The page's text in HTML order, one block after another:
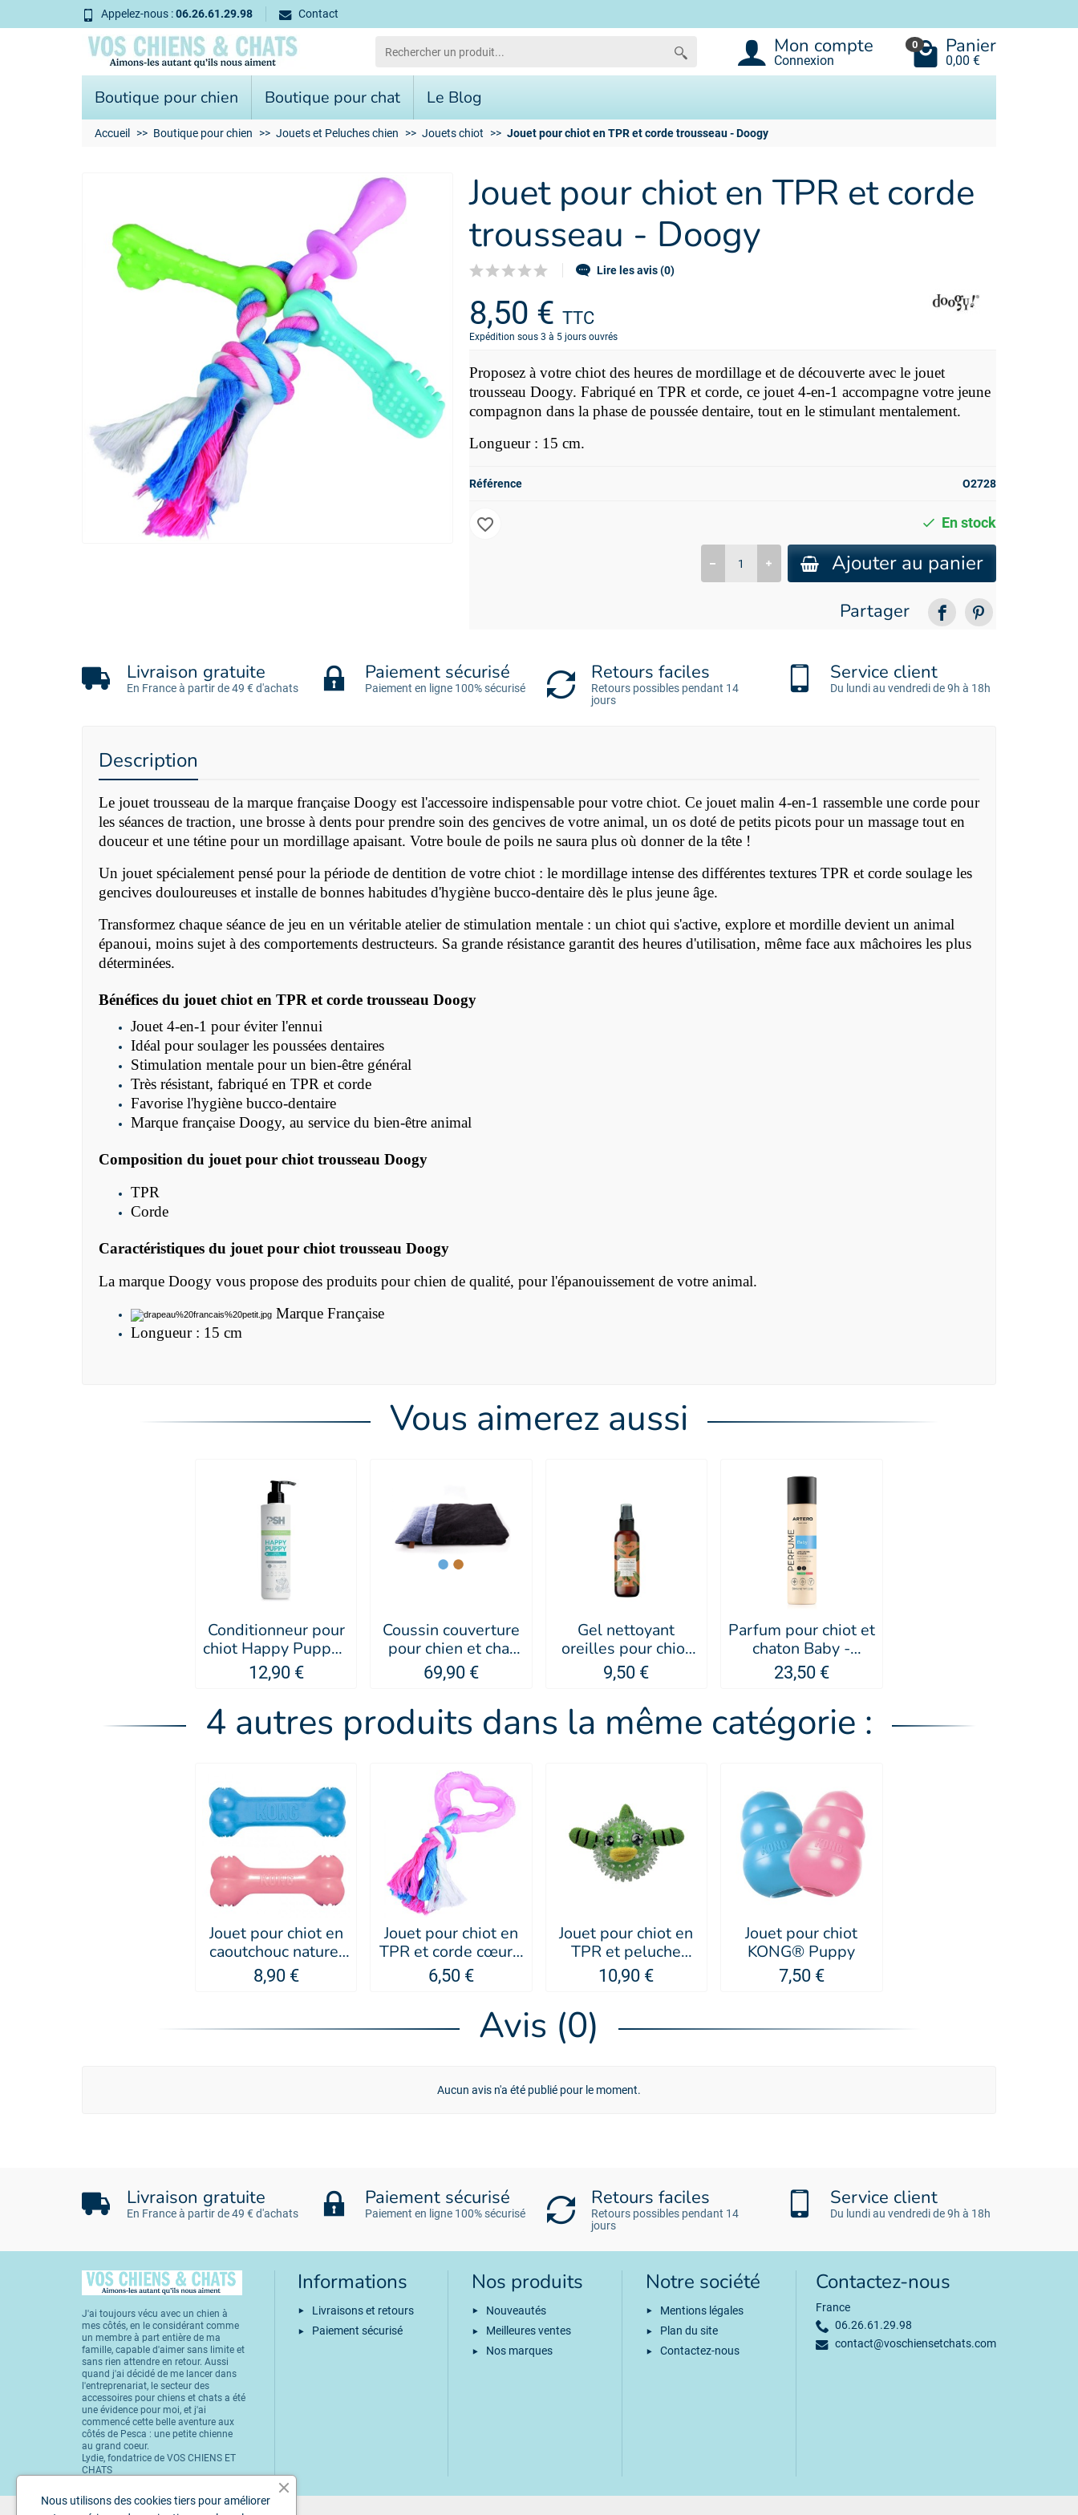
Appelez-nous :06.26.61.29.98 Contact
Mon compte
Connexion
0 Panier
0,00 €
Boutique pour chien Boutique pour chat Le Blog
Accueil Boutique pour chien Jouets et Peluches chien Jouets chiot Jouet pour chiot en TPR et corde trousseau - Doogy
Jouet pour chiot en TPR et corde
trousseau - Doogy
Lire les avis (0)
8,50 €TTC
Expédition sous 3 à 5 jours ouvrés
Proposez à votre chiot des heures de mordillage et de découverte avec le jouet
trousseau Doogy. Fabriqué en TPR et corde, ce jouet 4-en-1 accompagne votre jeune
compagnon dans la phase de poussée dentaire, tout en le stimulant mentalement.
Longueur : 15 cm.
Référence O2728
En stock
Ajouter au panier
favorite_border
Partager
Livraison gratuite
En France à partir de 49 € d'achats
Paiement sécurisé
Paiement en ligne 100% sécurisé
Retours faciles
Retours possibles pendant 14
jours
Service client
Du lundi au vendredi de 9h à 18h
Description
Le jouet trousseau de la marque française Doogy est l'accessoire indispensable pour votre chiot. Ce jouet malin 4-en-1 rassemble une corde pour
les séances de traction, une brosse à dents pour prendre soin des gencives de votre animal, un os doté de petits picots pour un massage tout en
douceur et une tétine pour un mordillage apaisant. Votre boule de poils ne saura plus où donner de la tête !
Un jouet spécialement pensé pour la période de dentition de votre chiot : le mordillage intense des différentes textures TPR et corde soulage les
gencives douloureuses et installe de bonnes habitudes d'hygiène bucco-dentaire dès le plus jeune âge.
Transformez chaque séance de jeu en un véritable atelier de stimulation mentale : un chiot qui s'active, explore et mordille devient un animal
épanoui, moins sujet à des comportements destructeurs. Sa grande résistance garantit des heures d'utilisation, même face aux mâchoires les plus
déterminées.
Bénéfices du jouet chiot en TPR et corde trousseau Doogy
Jouet 4-en-1 pour éviter l'ennui
Idéal pour soulager les poussées dentaires
Stimulation mentale pour un bien-être général
Très résistant, fabriqué en TPR et corde
Favorise l'hygiène bucco-dentaire
Marque française Doogy, au service du bien-être animal
Composition du jouet pour chiot trousseau Doogy
TPR
Corde
Caractéristiques du jouet pour chiot trousseau Doogy
La marque Doogy vous propose des produits pour chien de qualité, pour l'épanouissement de votre animal.
Marque Française
Longueur : 15 cm
Vous aimerez aussi
Conditionneur pour
chiot Happy Puppy -
PSH
12,90 €
Coussin couverture
pour chien et chat
Doudouzen -
MARTIN SELLIER
69,90 €
Gel nettoyant
oreilles pour chiot
Organissime -
Biogance
9,50 €
Parfum pour chiot et
chaton Baby -
Artero
23,50 €
4 autres produits dans la même catégorie :
Jouet pour chiot en
caoutchouc naturel
Goodie Bone Puppy
- KONG®
8,90 €
Jouet pour chiot en
TPR et corde cœur -
Doogy
6,50 €
Jouet pour chiot en
TPR et peluche
Bubble Fish - Doogy
10,90 €
Jouet pour chiot
KONG® Puppy
7,50 €
Avis (0)
Aucun avis n'a été publié pour le moment.
Livraison gratuite
En France à partir de 49 € d'achats
Paiement sécurisé
Paiement en ligne 100% sécurisé
Retours faciles
Retours possibles pendant 14
jours
Service client
Du lundi au vendredi de 9h à 18h
J'ai toujours vécu avec un chien à
mes côtés, en le considérant comme
un membre à part entière de ma
famille, capable d'aimer sans limite et
sans rien attendre en retour. Aussi
quand j'ai décidé de me lancer dans
l'entreprenariat, le secteur des
accessoires pour chiens et chats a été
une évidence pour moi, et j'ai
commencé cette belle aventure aux
côtés de Pesca : une petite chienne
au grand coeur.
Lydie, fondatrice de VOS CHIENS ET
CHATS
Informations
Livraisons et retours
Paiement sécurisé
Nos produits
Nouveautés
Meilleures ventes
Nos marques
Notre société
Mentions légales
Plan du site
Contactez-nous
Contactez-nous
France
06.26.61.29.98
contact@voschiensetchats.com
Nous utilisons des cookies tiers pour améliorer